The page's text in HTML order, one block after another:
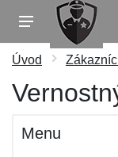
Úvod
Menu